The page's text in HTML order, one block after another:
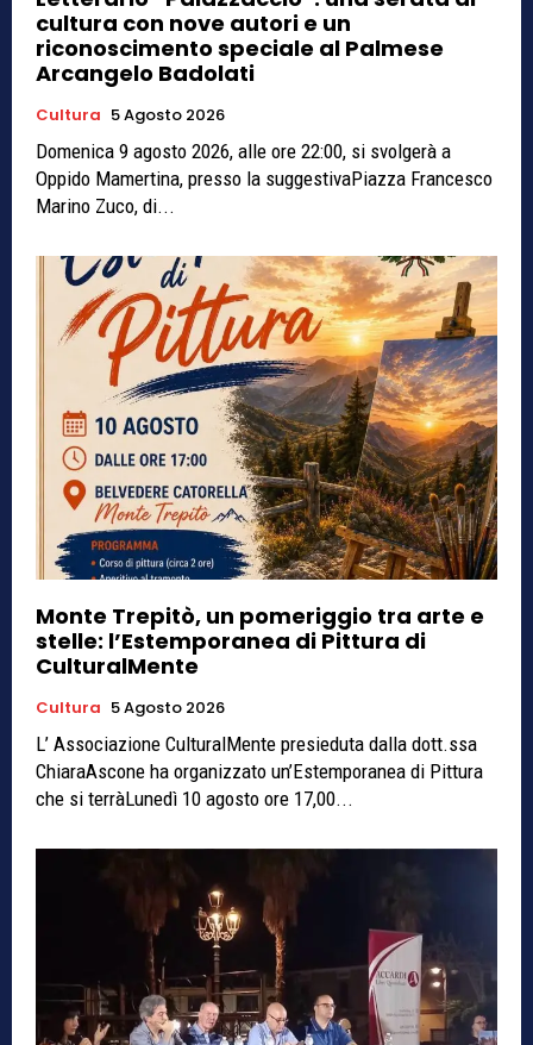
cultura con nove autori e un
riconoscimento speciale al Palmese
Arcangelo Badolati
Cultura 5 Agosto 2026
Domenica 9 agosto 2026, alle ore 22:00, si svolgerà a
Oppido Mamertina, presso la suggestivaPiazza Francesco
Marino Zuco, di...
Monte Trepitò, un pomeriggio tra arte e
stelle: l’Estemporanea di Pittura di
CulturalMente
Cultura 5 Agosto 2026
L’ Associazione CulturalMente presieduta dalla dott.ssa
ChiaraAscone ha organizzato un’Estemporanea di Pittura
che si terràLunedì 10 agosto ore 17,00...